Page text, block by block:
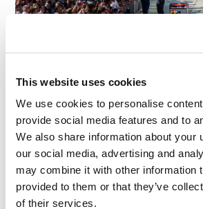
This website uses cookies
We use cookies to personalise
provide social media features and to
We also share information about your
our social media, advertising and
may combine it with other information
provided to them or that they’ve
of their services.